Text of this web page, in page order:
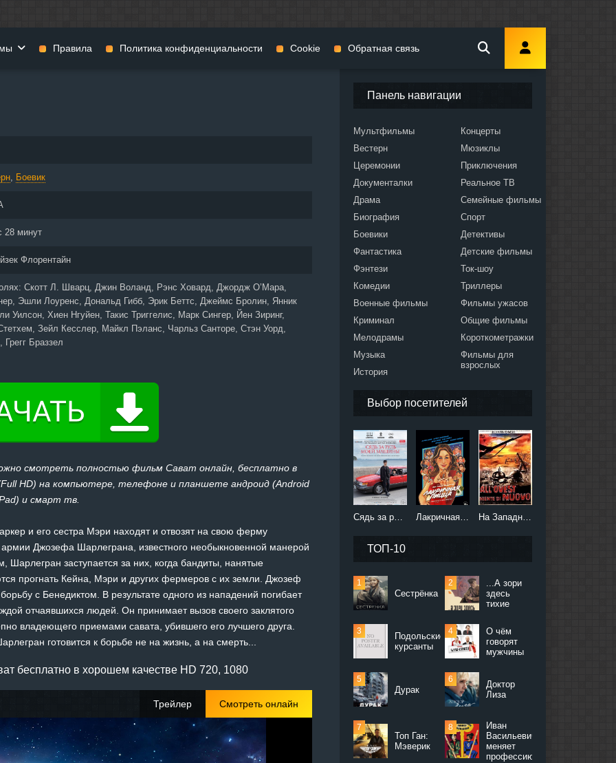
, Боевик
28 минут
Флорентайн
Скотт Л. Шварц, Джин Воланд, Рэнс Ховард, Джордж О’Мара,
Эшли Лоуренс, Дональд Гибб, Эрик Беттс, Джеймс Бролин, Янник
Уилсон, Хиен Нгуйен, Такис Триггелис, Марк Сингер, Йен Зиринг,
Зейл Кесслер, Майкл Пэланс, Чарльз Санторе, Стэн Уорд,
Браззел
смотреть полностью фильм Сават онлайн, бесплатно в
HD) на компьютере, телефоне и планшете андроид (Android
и смарт тв.
и его сестра Мэри находят и отвозят на свою ферму
Джозефа Шарлеграна, известного необыкновенной манерой
Шарлегран заступается за них, когда бандиты, нанятые
прогнать Кейна, Мэри и других фермеров с их земли. Джозеф
с Бенедиктом. В результате одного из нападений погибает
отчаявшихся людей. Он принимает вызов своего заклятого
владеющего приемами савата, убившего его лучшего друга.
готовится к борьбе не на жизнь, а на смерть...
бесплатно в хорошем качестве HD 720, 1080
Смотреть онлайн
Трейлер
Панель навигации
Мультфильмы
Вестерн
Церемонии
Документалки
Драма
Биография
Боевики
Фантастика
Фэнтези
Комедии
Военные фильмы
Криминал
Мелодрамы
Музыка
История
Концерты
Мюзиклы
Приключения
Реальное ТВ
Семейные фильмы
Спорт
Детективы
Детские фильмы
Ток-шоу
Триллеры
Фильмы ужасов
Общие фильмы
Короткометражки
Фильмы для
взрослых
Выбор посетителей
Сядь за руль моей машины (2021) Лакричная пицца (2021) На Западном фронте без перемен (2022)
ТОП-10
Сестрёнка
...А зори
здесь
тихие
Подольские
курсанты
О чём
говорят
мужчины
Дурак
Доктор
Лиза
Топ Ган:
Мэверик
Иван
Васильевич
меняет
профессию
Правила Политика конфиденциальности Cookie Обратная связь